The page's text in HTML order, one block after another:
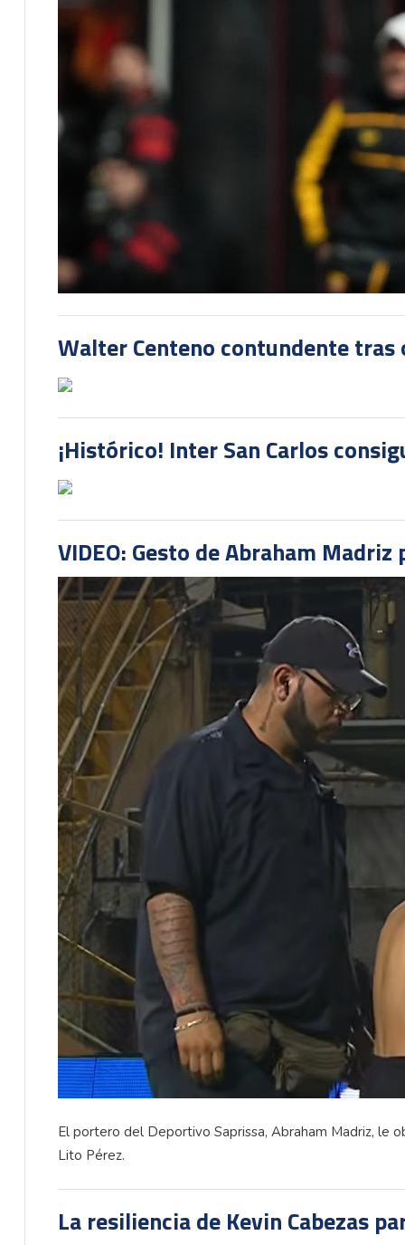
Walter Centeno contundente tras
¡Histórico! Inter San Carlos
VIDEO: Gesto de Abraham
El portero del Deportivo Saprissa, Abraham Madriz, le
Lito Pérez.
La resiliencia de Kevin Cabezas